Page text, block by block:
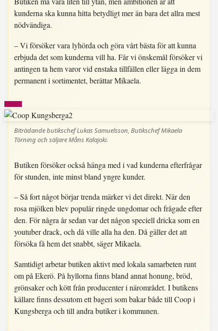
kunderna ska kunna hitta betydligt mer än bara det allra mest
nödvändiga.
– Vi försöker vara lyhörda och göra vårt bästa för att kunna
erbjuda det som kunderna vill ha. Får vi önskemål försöker vi
antingen ta hem varor vid enstaka tillfällen eller lägga in dem
permanent i sortimentet, berättar Mikaela.
Biträdande butikschef Lukas Samuelsson, Butikschef Mikaela
Törning och säljare Måns Kalajoki.
Butiken försöker också hänga med i vad kunderna efterfrågar
för stunden, inte minst bland yngre kunder.
– Så fort något börjar trenda märker vi det direkt. När den
rosa mjölken blev populär ringde ungdomar och frågade efter
den. För några år sedan var det någon speciell dricka som en
youtuber drack, och då ville alla ha den. Då gäller det att
försöka få hem det snabbt, säger Mikaela.
Samtidigt arbetar butiken aktivt med lokala samarbeten runt
om på Ekerö. På hyllorna finns bland annat honung, bröd,
grönsaker och kött från producenter i närområdet. I butikens
källare finns dessutom ett bageri som bakar både till Coop i
Kungsberga och till andra butiker i kommunen.